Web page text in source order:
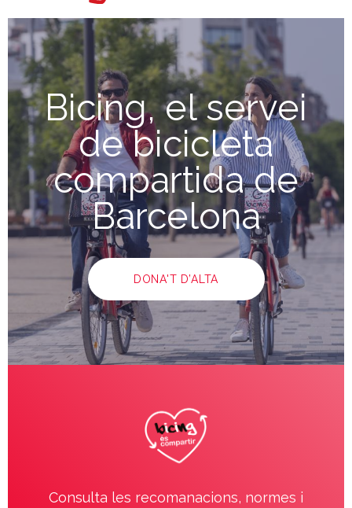
Bicing, el servei
de bicicleta
compartida de
Barcelona
DONA'T D’ALTA
Consulta les recomanacions, normes i